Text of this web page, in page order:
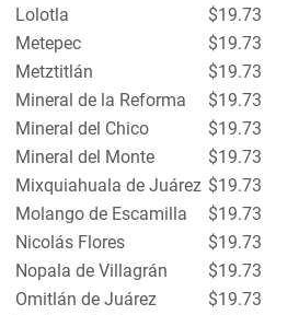
Lolotla
$19.73
Metepec
$19.73
Metztitlán
$19.73
Mineral de la Reforma
$19.73
Mineral del Chico
$19.73
Mineral del Monte
$19.73
Mixquiahuala de Juárez $19.73
Molango de Escamilla
$19.73
Nicolás Flores
$19.73
Nopala de Villagrán
$19.73
Omitlán de Juárez
$19.73